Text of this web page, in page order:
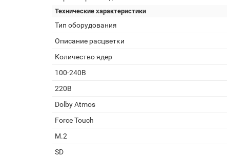
Технические характеристики
Тип оборудования
Описание расцветки
Количество ядер
100-240В
220В
Dolby Atmos
Force Touch
M.2
SD